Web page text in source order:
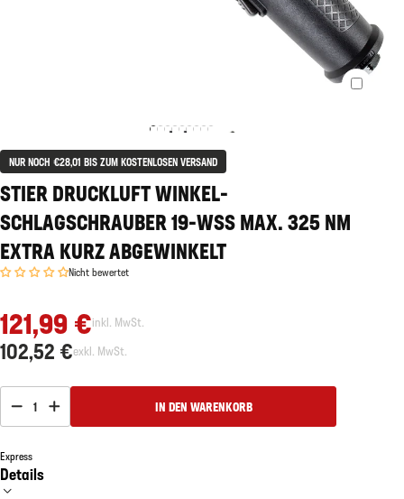
NUR NOCH €28,01 BIS ZUM KOSTENLOSEN VERSAND
STIER DRUCKLUFT WINKEL-
SCHLAGSCHRAUBER 19-WSS MAX. 325 NM
EXTRA KURZ ABGEWINKELT
Nicht bewertet
121,99 €inkl. MwSt.
102,52 €exkl. MwSt.
1 IN DEN WARENKORB
Express
Details